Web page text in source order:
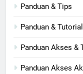
Panduan & Tips
Panduan & Tutorial
Panduan Akses &
Panduan Akses